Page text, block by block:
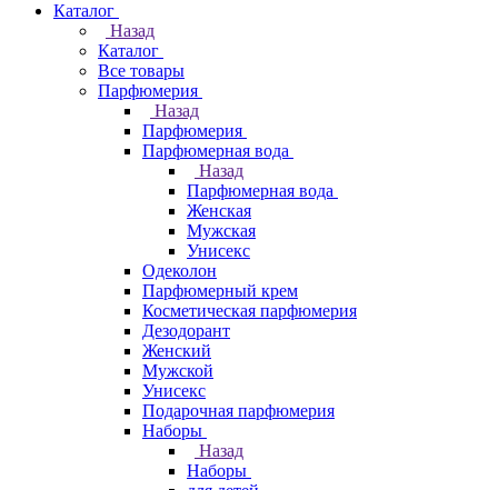
Каталог
Назад
Каталог
Все товары
Парфюмерия
Назад
Парфюмерия
Парфюмерная вода
Назад
Парфюмерная вода
Женская
Мужская
Унисекс
Одеколон
Парфюмерный крем
Косметическая парфюмерия
Дезодорант
Женский
Мужской
Унисекс
Подарочная парфюмерия
Наборы
Назад
Наборы